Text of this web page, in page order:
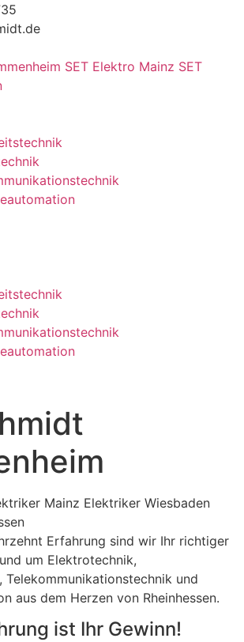
Erfahrung sind wir Ihr richtiger
um Elektrotechnik,
Telekommunikationstechnik und
aus dem Herzen von Rheinhessen.
ist Ihr Gewinn!